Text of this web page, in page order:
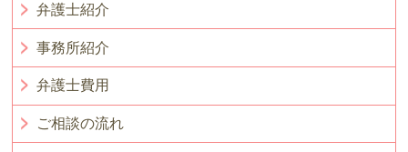
弁護士紹介
事務所紹介
弁護士費用
ご相談の流れ